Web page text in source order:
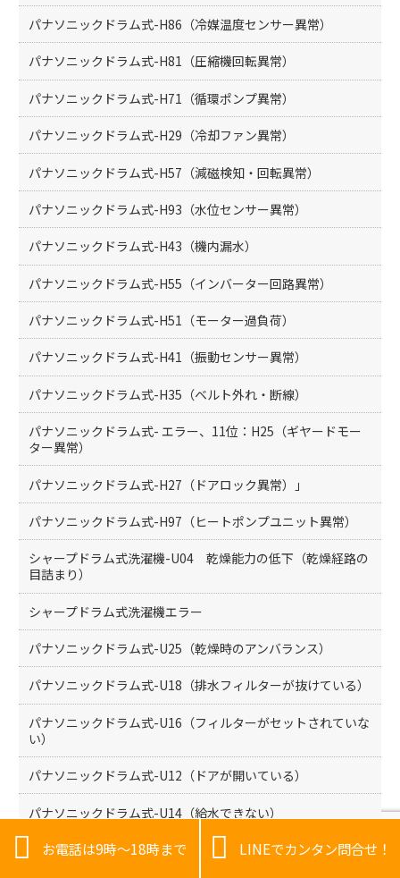
パナソニックドラム式-H86（冷媒温度センサー異常）
パナソニックドラム式-H81（圧縮機回転異常）
パナソニックドラム式-H71（循環ポンプ異常）
パナソニックドラム式-H29（冷却ファン異常）
パナソニックドラム式-H57（減磁検知・回転異常）
パナソニックドラム式-H93（水位センサー異常）
パナソニックドラム式-H43（機内漏水）
パナソニックドラム式-H55（インバーター回路異常）
パナソニックドラム式-H51（モーター過負荷）
パナソニックドラム式-H41（振動センサー異常）
パナソニックドラム式-H35（ベルト外れ・断線）
パナソニックドラム式- エラー、11位：H25（ギヤードモー
ター異常）
パナソニックドラム式-H27（ドアロック異常）」
パナソニックドラム式-H97（ヒートポンプユニット異常）
シャープドラム式洗濯機-U04 乾燥能力の低下（乾燥経路の
目詰まり）
シャープドラム式洗濯機エラー
パナソニックドラム式-U25（乾燥時のアンバランス）
パナソニックドラム式-U18（排水フィルターが抜けている）
パナソニックドラム式-U16（フィルターがセットされていな
い）
パナソニックドラム式-U12（ドアが開いている）
パナソニックドラム式-U14（給水できない）
パナソニックドラム式-U13（脱水できない / 片寄り）
 お電話は9時～18時まで  LINEでカンタン問合せ！